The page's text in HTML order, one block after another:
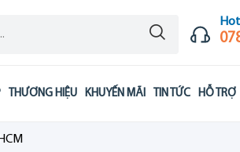
THƯƠNG HIỆU KHUYẾN MÃI TIN TỨC HỖ TRỢ